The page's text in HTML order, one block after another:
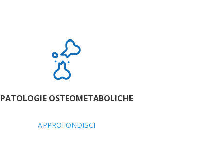
PATOLOGIE OSTEOMETABOLICHE
APPROFONDISCI